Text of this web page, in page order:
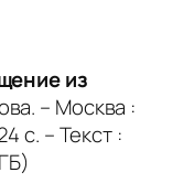
из
– Москва :
с. – Текст :